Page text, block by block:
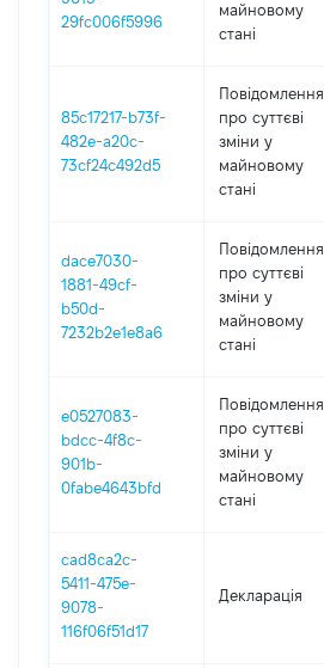
29fc006f5996
майновому
стані
85c17217-b73f-
482e-a20c-
73cf24c492d5
Повідомлення
про суттєві
зміни y
майновому
стані
dace7030-
1881-49cf-
b50d-
7232b2e1e8a6
Повідомлення
про суттєві
зміни y
майновому
стані
e0527083-
bdcc-4f8c-
901b-
0fabe4643bfd
Повідомлення
про суттєві
зміни y
майновому
стані
cad8ca2c-
5411-475e-
9078-
116f06f51d17
Декларація